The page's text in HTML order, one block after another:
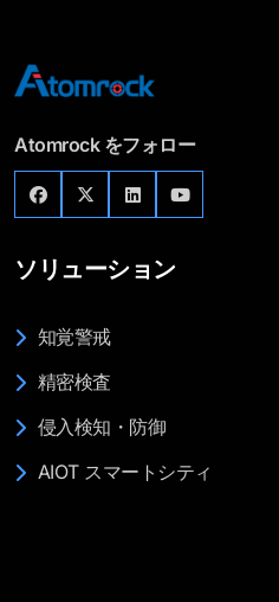
Atomrock をフォロー
ソリューション
知覚警戒
精密検査
侵入検知・防御
AIOT スマートシティ